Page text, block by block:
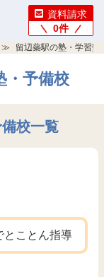
資料請求
0件
留辺蘂駅の塾・学習塾
・予備校
校一覧
とことん指導